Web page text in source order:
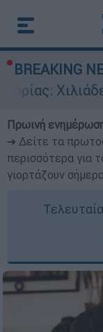
BREAKING
Πρωινή
➔ Δείτε τα
περισσότερα για
γιορτάζουν